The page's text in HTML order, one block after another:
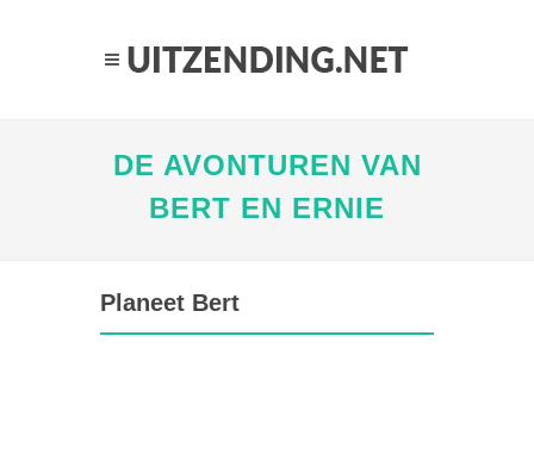
DE AVONTUREN VAN
BERT EN ERNIE
Planeet Bert